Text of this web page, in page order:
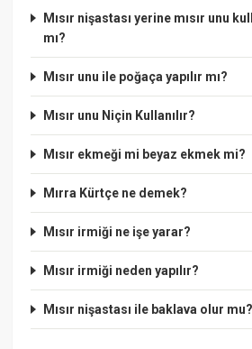
Mısır nişastası yerine mısır unu
mı?
Mısır unu ile poğaça yapılır mı?
Mısır unu Niçin Kullanılır?
Mısır ekmeği mi beyaz ekmek mi?
Mırra Kürtçe ne demek?
Mısır irmiği ne işe yarar?
Mısır irmiği neden yapılır?
Mısır nişastası ile baklava olur mu?